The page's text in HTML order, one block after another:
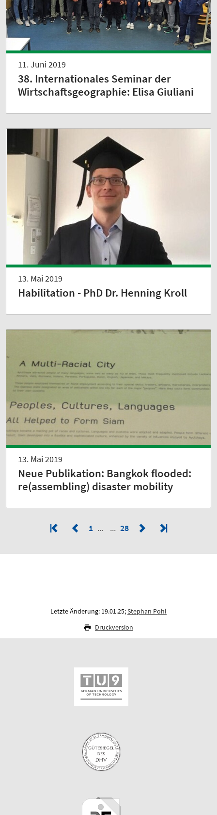
11. Juni 2019
38. Internationales Seminar der
Wirtschaftsgeographie: Elisa Giuliani
13. Mai 2019
Habilitation - PhD Dr. Henning Kroll
13. Mai 2019
Neue Publikation: Bangkok flooded:
re(assembling) disaster mobility
1 28
Letzte Änderung: 19.01.25;Stephan Pohl
Druckversion